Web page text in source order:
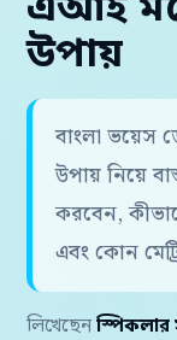
উপায়
বাংলা ভয়েস
উপায় নিয়ে
করবেন,
এবং কোন
লিখেছেন স্পিকলার